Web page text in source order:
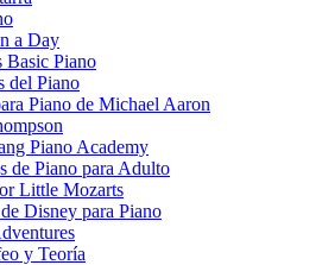
a Day
Basic Piano
del Piano
Piano de Michael Aaron
Piano Academy
de Piano para Adulto
Little Mozarts
Disney para Piano
y Teoría